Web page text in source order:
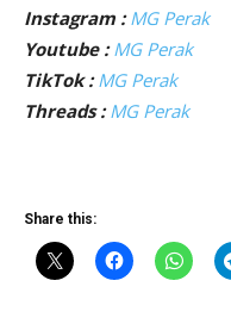
Instagram : MG Perak
Youtube : MG Perak
TikTok : MG Perak
Threads : MG Perak
Share this: